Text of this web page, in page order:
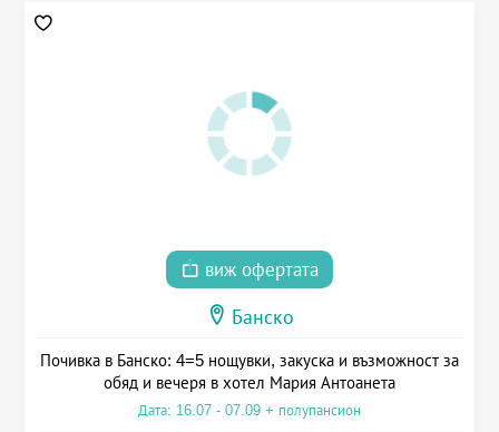
виж офертата
Банско
Почивка в Банско: 4=5 нощувки, закуска и възможност за
обяд и вечеря в хотел Мария Антоанета
Дата: 16.07 - 07.09 + полупансион